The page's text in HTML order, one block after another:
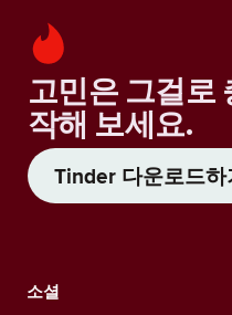
고민은 그걸로
작해 보세요.
Tinder 다운로드하
소셜